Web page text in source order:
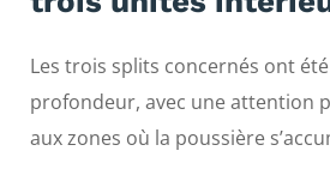
Les trois splits concernés ont
profondeur, avec une attention
aux zones où la poussière